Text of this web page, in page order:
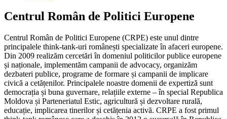
Centrul Român de Politici Europene
Centrul Român de Politici Europene (CRPE) este unul dintre
principalele think-tank-uri românești specializate în afaceri europene.
Din 2009 realizăm cercetări în domeniul politicilor publice europene
și naționale, implementăm campanii de advocacy, organizăm
dezbateri publice, programe de formare și campanii de implicare
civică a cetățenilor. Principalele noastre domenii de expertiză sunt
democrația și buna guvernare, relațiile externe – în special Republica
Moldova și Parteneriatul Estic, agricultură și dezvoltare rurală,
educație, implicarea tinerilor și cetățenia activă. CRPE a fost primul